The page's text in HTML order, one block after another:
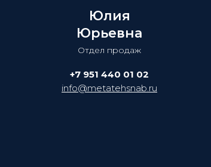
Юлия
Юрьевна
Отдел продаж
+7 951 440 01 02
info@metatehsnab.ru